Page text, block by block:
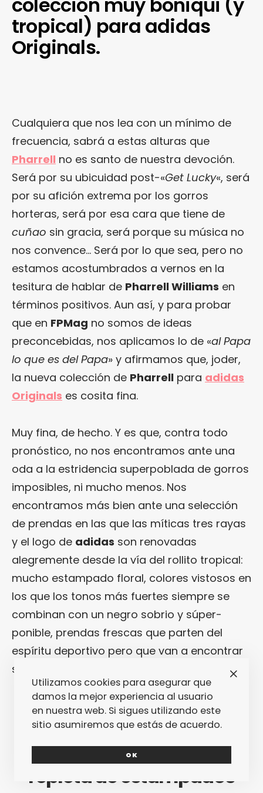
tropical) para adidas
Originals.
Cualquiera que nos lea con un mínimo de
frecuencia, sabrá a estas alturas que
Pharrell no es santo de nuestra devoción.
Será por su ubicuidad post-«Get Lucky«, será
por su afición extrema por los gorros
horteras, será por esa cara que tiene de
cuñao sin gracia, será porque su música no
nos convence… Será por lo que sea, pero no
estamos acostumbrados a vernos en la
tesitura de hablar de Pharrell Williams en
términos positivos. Aun así, y para probar
que en FPMag no somos de ideas
preconcebidas, nos aplicamos lo de «al Papa
lo que es del Papa» y afirmamos que, joder,
la nueva colección de Pharrell para adidas
Originals es cosita fina.
Muy fina, de hecho. Y es que, contra todo
pronóstico, no nos encontramos ante una
oda a la estridencia superpoblada de gorros
imposibles, ni mucho menos. Nos
encontramos más bien ante una selección
de prendas en las que las míticas tres rayas
y el logo de adidas son renovadas
alegremente desde la vía del rollito tropical:
mucho estampado floral, colores vistosos en
los que los tonos más fuertes siempre se
combinan con un negro sobrio y súper-
ponible, prendas frescas que parten del
espíritu deportivo pero que van a encontrar
su hábitat natural en las calles.
Esta «Pink Beach» está
repleta de estampados
Utilizamos cookies para asegurar que
damos la mejor experiencia al usuario
en nuestra web. Si sigues utilizando este
sitio asumiremos que estás de acuerdo.
OK